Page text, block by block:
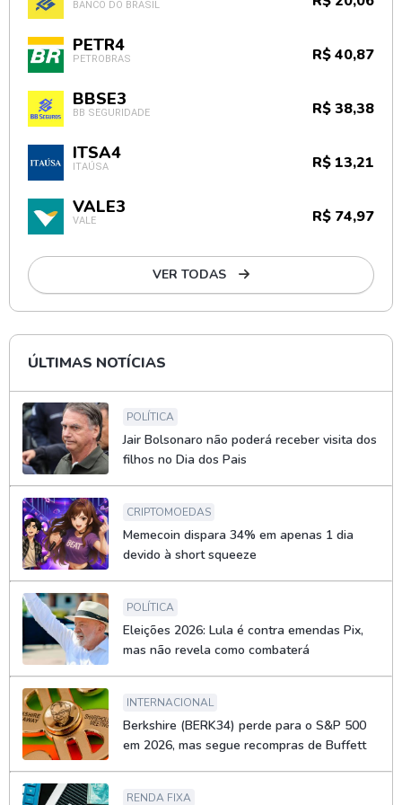
BANCO DO BRASIL
PETR4
PETROBRAS R$ 40,87
BBSE3
BB SEGURIDADE R$ 38,38
ITSA4
ITAÚSA R$ 13,21
VALE3
VALE R$ 74,97
VER TODAS
ÚLTIMAS NOTÍCIAS
POLÍTICA
Jair Bolsonaro não poderá receber visita dos
filhos no Dia dos Pais
CRIPTOMOEDAS
Memecoin dispara 34% em apenas 1 dia
devido à short squeeze
POLÍTICA
Eleições 2026: Lula é contra emendas Pix,
mas não revela como combaterá
INTERNACIONAL
Berkshire (BERK34) perde para o S&P 500
em 2026, mas segue recompras de Buffett
RENDA FIXA